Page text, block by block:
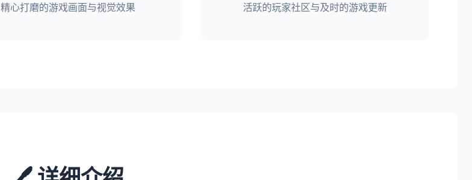
精心打磨的游戏画面与视觉效果 活跃的玩家社区与及时的游戏更新